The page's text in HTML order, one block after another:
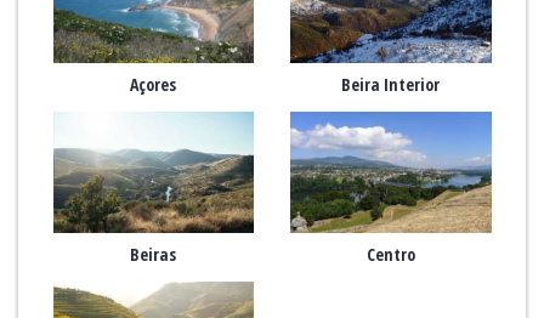
Açores Beira Interior
Beiras Centro